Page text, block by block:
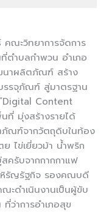
คณะวิทยาการจัดการ
ตำบลกำพวน อำเภอ
นาผลิตภัณฑ์ สร้าง
รจุภัณฑ์ สู่มาตรฐาน
Content
ที่ มุ่งสร้างรายได้
ณฑ์จากวัตถุดิบในท้อง
ไข่เยี่ยวม้า น้ำพริก
ครับจากกากกาแฟ
หิรัญรัฐกิจ รองคณบดี
ะดำเนินงานเป็นผู้ขับ
ว่าการอำเภอสุข